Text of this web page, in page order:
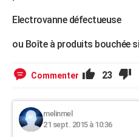
Electrovanne défectueuse
ou Boîte à produits bouchée
Commenter 23
melinmel
21 sept. 2015 à 10:36